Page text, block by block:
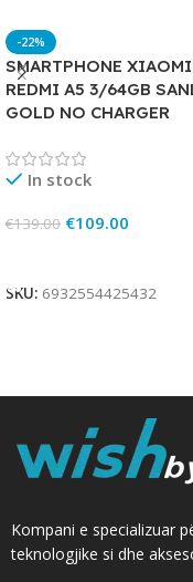
-22%
SMARTPHONE XIAOMI
REDMI A5 3/64GB
GOLD NO CHARGER
In stock
€139.00 €109.00
SKU: 6932554425432
Kompani e specializuar
teknologjike si dhe